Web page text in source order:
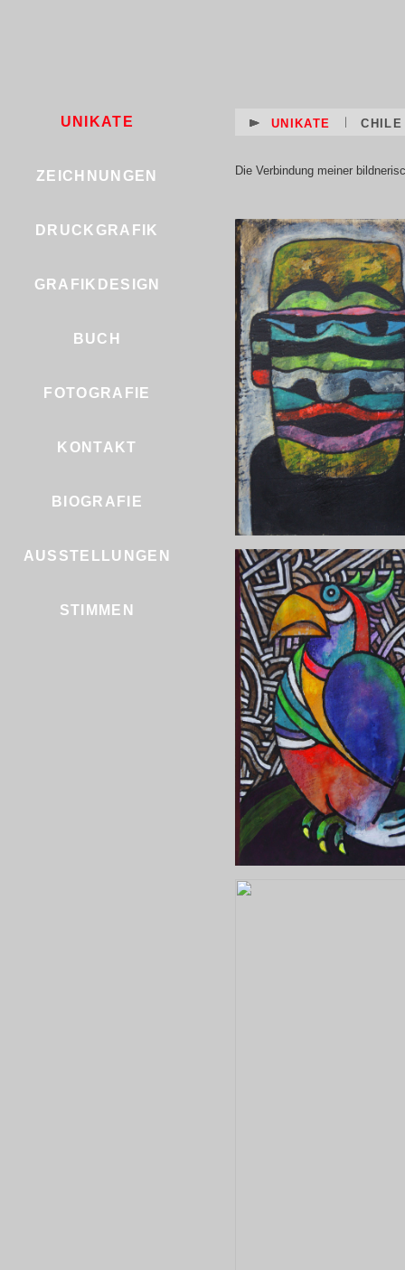
UNIKATE
ZEICHNUNGEN
DRUCKGRAFIK
GRAFIKDESIGN
BUCH
FOTOGRAFIE
KONTAKT
BIOGRAFIE
AUSSTELLUNGEN
STIMMEN
UNIKATE CHILE
Die Verbindung meiner